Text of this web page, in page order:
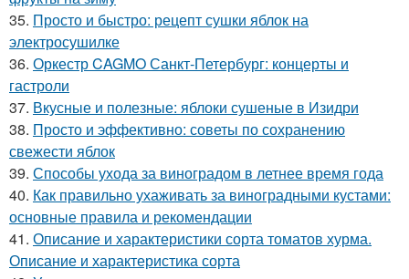
35. Просто и быстро: рецепт сушки яблок на
электросушилке
36. Оркестр CAGMO Санкт-Петербург: концерты и
гастроли
37. Вкусные и полезные: яблоки сушеные в Изидри
38. Просто и эффективно: советы по сохранению
свежести яблок
39. Способы ухода за виноградом в летнее время года
40. Как правильно ухаживать за виноградными кустами:
основные правила и рекомендации
41. Описание и характеристики сорта томатов хурма.
Описание и характеристика сорта